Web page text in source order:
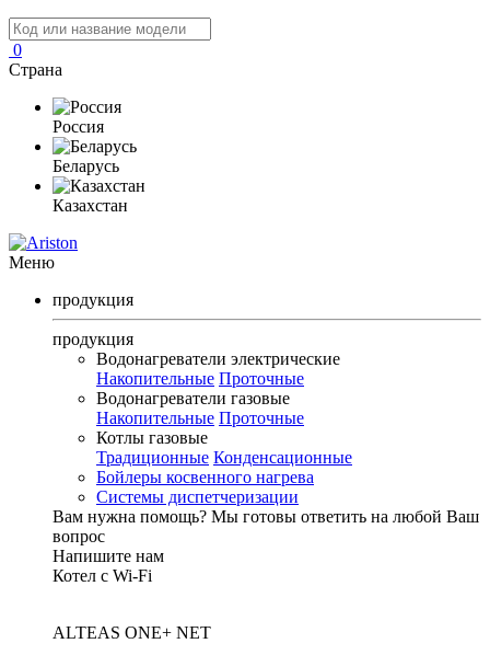
0
Страна
Россия
Беларусь
Казахстан
Меню
продукция
продукция
Водонагреватели электрические
Накопительные Проточные
Водонагреватели газовые
Накопительные Проточные
Котлы газовые
Традиционные Конденсационные
Бойлеры косвенного нагрева
Системы диспетчеризации
Вам нужна помощь? Мы готовы ответить на любой Ваш
вопрос
Напишите нам
Котел с Wi-Fi
ALTEAS ONE+ NET